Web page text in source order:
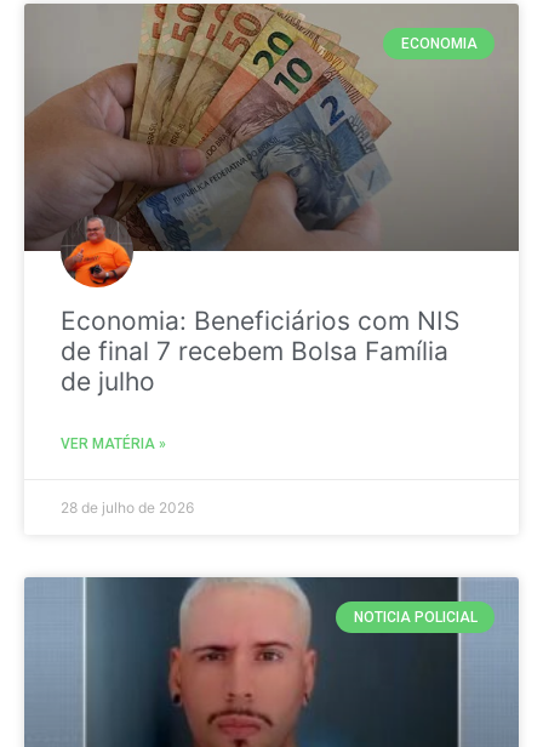
ECONOMIA
Economia: Beneficiários com NIS
de final 7 recebem Bolsa Família
de julho
VER MATÉRIA »
28 de julho de 2026
NOTICIA POLICIAL